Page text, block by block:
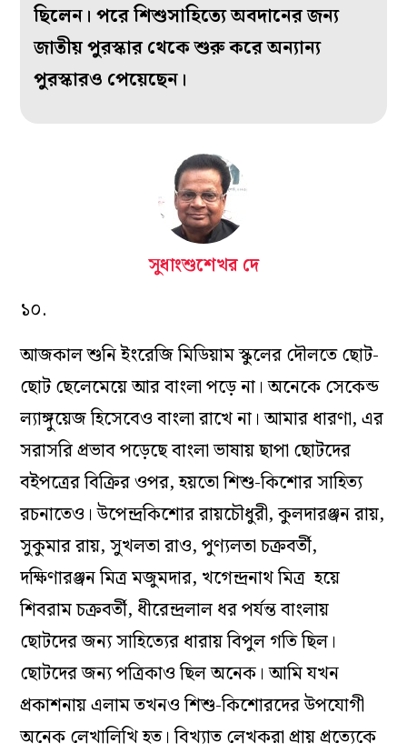
ছিলেন। পরে শিশুসাহিত্যে অবদানের জন্য
জাতীয় পুরস্কার থেকে শুরু করে অন্যান্য
পুরস্কারও পেয়েছেন।
সুধাংশুশেখর দে
১০.
আজকাল শুনি ইংরেজি মিডিয়াম স্কুলের দৌলতে ছোট-
ছোট ছেলেমেয়ে আর বাংলা পড়ে না। অনেকে সেকেন্ড
ল্যাঙ্গুয়েজ হিসেবেও বাংলা রাখে না। আমার ধারণা, এর
সরাসরি প্রভাব পড়েছে বাংলা ভাষায় ছাপা ছোটদের
বইপত্রের বিক্রির ওপর, হয়তো শিশু-কিশোর সাহিত্য
রচনাতেও। উপেন্দ্রকিশোর রায়চৌধুরী, কুলদারঞ্জন রায়,
সুকুমার রায়, সুখলতা রাও, পুণ্যলতা চক্রবর্তী,
দক্ষিণারঞ্জন মিত্র মজুমদার, খগেন্দ্রনাথ মিত্র হয়ে
শিবরাম চক্রবর্তী, ধীরেন্দ্রলাল ধর পর্যন্ত বাংলায়
ছোটদের জন্য সাহিত্যের ধারায় বিপুল গতি ছিল।
ছোটদের জন্য পত্রিকাও ছিল অনেক। আমি যখন
প্রকাশনায় এলাম তখনও শিশু-কিশোরদের উপযোগী
অনেক লেখালিখি হত। বিখ্যাত লেখকরা প্রায় প্রত্যেকে